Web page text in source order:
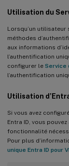
Utilisation du
Lorsqu’un utilisateur
méthodes
aux informations
l’authentification
configurer le Service
l’authentification
Utilisation
Si vous avez
Entra ID, vous
fonctionnalité
Pour plus
unique Entra ID pour